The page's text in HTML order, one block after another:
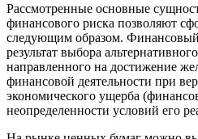
Рассмотренные основные
финансового риска позволяют
следующим образом. Финансовый
результат выбора
направленного на достижение
финансовой деятельности при
экономического ущерба
неопределенности условий его